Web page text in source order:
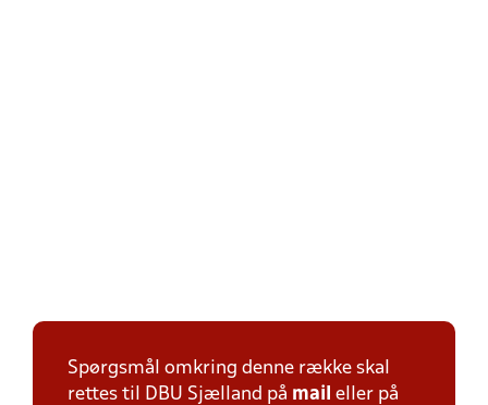
Spørgsmål omkring denne række skal
rettes til DBU Sjælland på mail eller på